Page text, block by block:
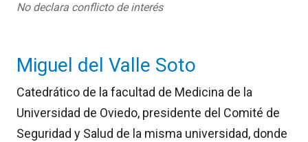
No declara conflicto de interés
Miguel del Valle Soto
Catedrático de la facultad de Medicina de la
Universidad de Oviedo, presidente del Comité de
Seguridad y Salud de la misma universidad, donde